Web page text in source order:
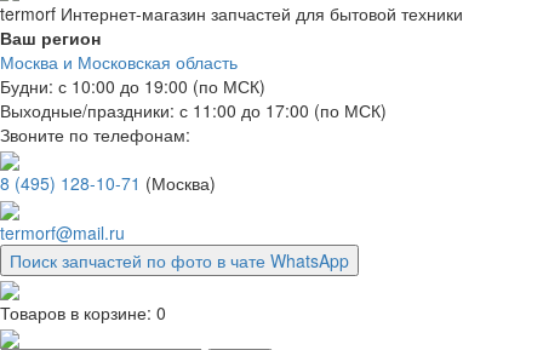
termorf Интернет-магазин запчастей для бытовой техники
Ваш регион
Москва и Московская область
Будни: с 10:00 до 19:00 (по МСК)
Выходные/праздники: с 11:00 до 17:00 (по МСК)
Звоните по телефонам:
8 (495) 128-10-71 (Москва)
termorf@mail.ru
Поиск запчастей по фото в чате WhatsApp
Товаров в корзине: 0